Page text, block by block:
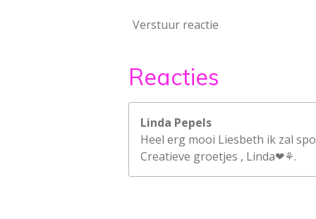
Verstuur reactie
Reacties
Linda Pepels
Heel erg mooi Liesbeth ik zal
Creatieve groetjes , Linda❤⚘.